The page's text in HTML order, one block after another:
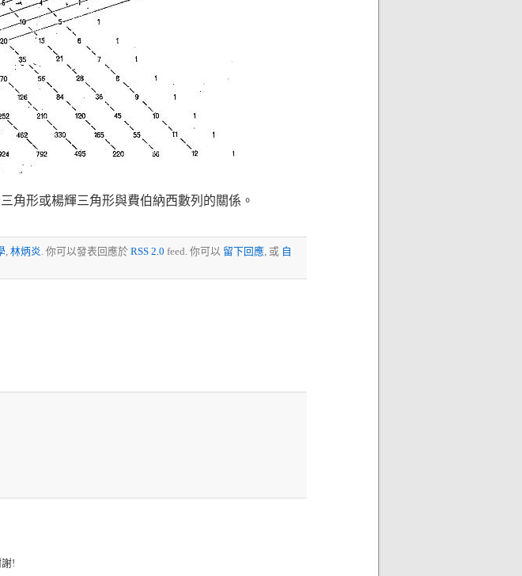
角形或楊輝三角形與費伯納西數列的關係。
林炳炎 . 你可以發表回應於 RSS 2.0 feed. 你可以 留下回應 , 或 自
!